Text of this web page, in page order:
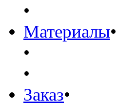
•
Материалы•
•
•
Заказ•